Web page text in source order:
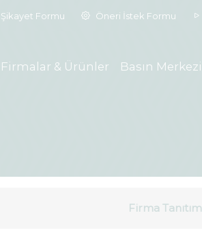
Şikayet Formu Öneri İstek Formu
Firmalar & Ürünler Basın Merkezi
Firma Tanıtım